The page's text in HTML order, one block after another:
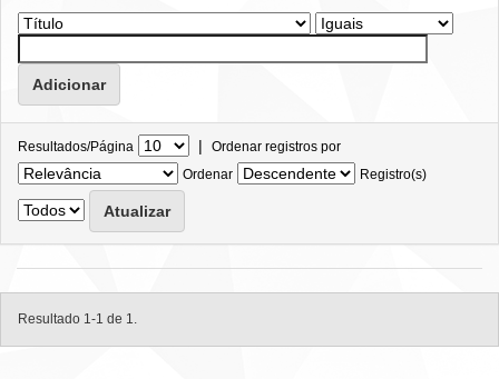
Resultados/Página | Ordenar registros por
Ordenar
Registro(s)
Resultado 1-1 de 1.